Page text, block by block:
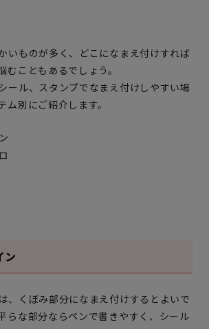
いものが多く、どこになまえ付けすれば
むこともあるでしょう。
ール、スタンプでなまえ付けしやすい場
ム別にご紹介します。
ン
、くぼみ部分になまえ付けするとよいで
らな部分ならペンで書きやすく、シール